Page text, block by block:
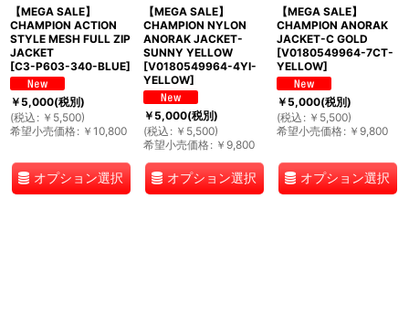
【MEGA SALE】
CHAMPION ACTION
STYLE MESH FULL ZIP
JACKET
[C3-P603-340-BLUE]
￥5,000(税別)
(税込 : ￥ 5,500)
希望小売価格: ￥ 10,800
オプション選択
【MEGA SALE】
CHAMPION NYLON
ANORAK JACKET-
SUNNY YELLOW
[V0180549964-4YI-
YELLOW]
￥5,000(税別)
(税込 : ￥ 5,500)
希望小売価格: ￥ 9,800
オプション選択
【MEGA SALE】
CHAMPION ANORAK
JACKET-C GOLD
[V0180549964-7CT-
YELLOW]
￥5,000(税別)
(税込 : ￥ 5,500)
希望小売価格: ￥ 9,800
オプション選択